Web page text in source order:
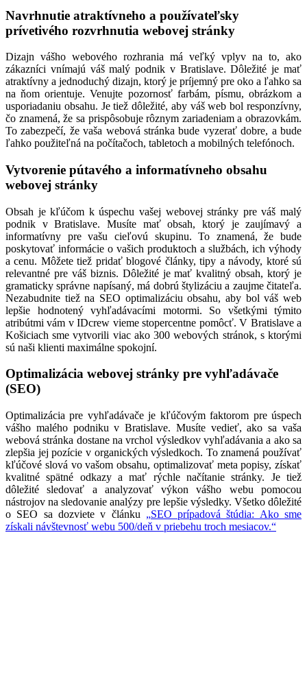
Navrhnutie atraktívneho a používateľsky
prívetivého rozvrhnutia webovej stránky
Dizajn vášho webového rozhrania má veľký vplyv na to, ako
zákazníci vnímajú váš malý podnik v Bratislave. Dôležité je mať
atraktívny a jednoduchý dizajn, ktorý je príjemný pre oko a ľahko sa
na ňom orientuje. Venujte pozornosť farbám, písmu, obrázkom a
usporiadaniu obsahu. Je tiež dôležité, aby váš web bol responzívny,
čo znamená, že sa prispôsobuje rôznym zariadeniam a obrazovkám.
To zabezpečí, že vaša webová stránka bude vyzerať dobre, a bude
ľahko použiteľná na počítačoch, tabletoch a mobilných telefónoch.
Vytvorenie pútavého a informatívneho obsahu
webovej stránky
Obsah je kľúčom k úspechu vašej webovej stránky pre váš malý
podnik v Bratislave. Musíte mať obsah, ktorý je zaujímavý a
informatívny pre vašu cieľovú skupinu. To znamená, že bude
poskytovať informácie o vašich produktoch a službách, ich výhody
a cenu. Môžete tiež pridať blogové články, tipy a návody, ktoré sú
relevantné pre váš biznis. Dôležité je mať kvalitný obsah, ktorý je
gramaticky správne napísaný, má dobrú štylizáciu a zaujme čitateľa.
Nezabudnite tiež na SEO optimalizáciu obsahu, aby bol váš web
lepšie hodnotený vyhľadávacími motormi. So všetkými týmito
atribútmi vám v IDcrew vieme stopercentne pomôcť. V Bratislave a
Košiciach sme vytvorili viac ako 300 webových stránok, s ktorými
sú naši klienti maximálne spokojní.
Optimalizácia webovej stránky pre vyhľadávače
(SEO)
Optimalizácia pre vyhľadávače je kľúčovým faktorom pre úspech
vášho malého podniku v Bratislave. Musíte vedieť, ako sa vaša
webová stránka dostane na vrchol výsledkov vyhľadávania a ako sa
zlepšia jej pozície v organických výsledkoch. To znamená používať
kľúčové slová vo vašom obsahu, optimalizovať meta popisy, získať
kvalitné spätné odkazy a mať rýchle načítanie stránky. Je tiež
dôležité sledovať a analyzovať výkon vášho webu pomocou
nástrojov na sledovanie analýzy pre lepšie výsledky. Všetko dôležité
o SEO sa dozviete v článku „SEO prípadová štúdia: Ako sme
získali návštevnosť webu 500/deň v priebehu troch mesiacov.“